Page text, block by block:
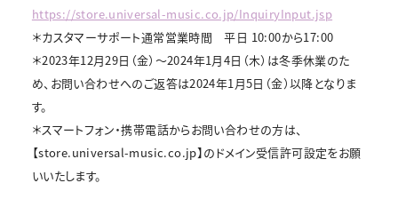
https://store.universal-music.co.jp/InquiryInput.jsp
＊カスタマーサポート通常営業時間 平日 10:00から17:00
＊2023年12月29日（金）～2024年1月4日（木）は冬季休業のた
め、お問い合わせへのご返答は2024年1月5日（金）以降となりま
す。
＊スマートフォン・携帯電話からお問い合わせの方は、
【store.universal-music.co.jp】のドメイン受信許可設定をお願
いいたします。